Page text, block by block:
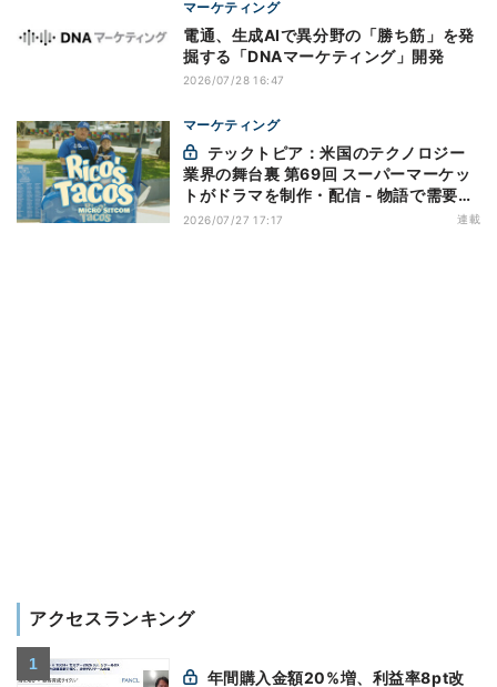
マーケティング
電通、生成AIで異分野の「勝ち筋」を発
掘する「DNAマーケティング」開発
2026/07/28 16:47
マーケティング
業界の舞台裏 第69回 スーパーマーケッ
トがドラマを制作・配信 - 物語で需要を
演出する小売メディア
2026/07/27 17:17 連載
アクセスランキング